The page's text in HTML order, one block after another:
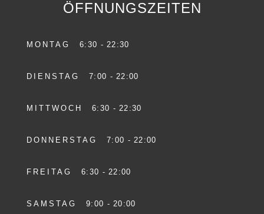
ÖFFNUNGSZEITEN
MONTAG 6:30 - 22:30
DIENSTAG 7:00 - 22:00
MITTWOCH 6:30 - 22:30
DONNERSTAG 7:00 - 22:00
FREITAG 6:30 - 22:00
SAMSTAG 9:00 - 20:00